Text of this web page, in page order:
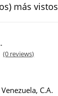
más vistos
(0 reviews)
C.A.